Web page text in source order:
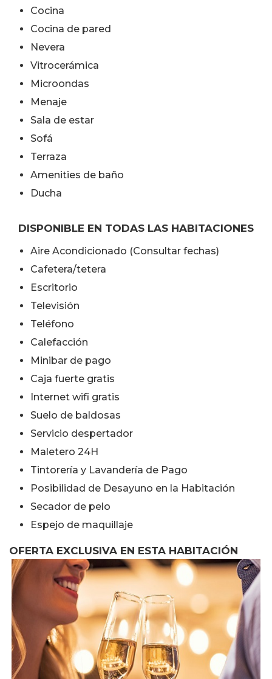
Cocina
Cocina de pared
Nevera
Vitrocerámica
Microondas
Menaje
Sala de estar
Sofá
Terraza
Amenities de baño
Ducha
DISPONIBLE EN TODAS LAS HABITACIONES
Aire Acondicionado (Consultar fechas)
Cafetera/tetera
Escritorio
Televisión
Teléfono
Calefacción
Minibar de pago
Caja fuerte gratis
Internet wifi gratis
Suelo de baldosas
Servicio despertador
Maletero 24H
Tintorería y Lavandería de Pago
Posibilidad de Desayuno en la Habitación
Secador de pelo
Espejo de maquillaje
OFERTA EXCLUSIVA EN ESTA HABITACIÓN